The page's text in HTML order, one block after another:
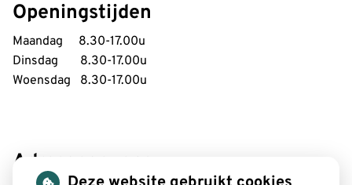
Openingstijden
Maandag 8.30-17.00u
Dinsdag 8.30-17.00u
Woensdag 8.30-17.00u
Adresgegevens: